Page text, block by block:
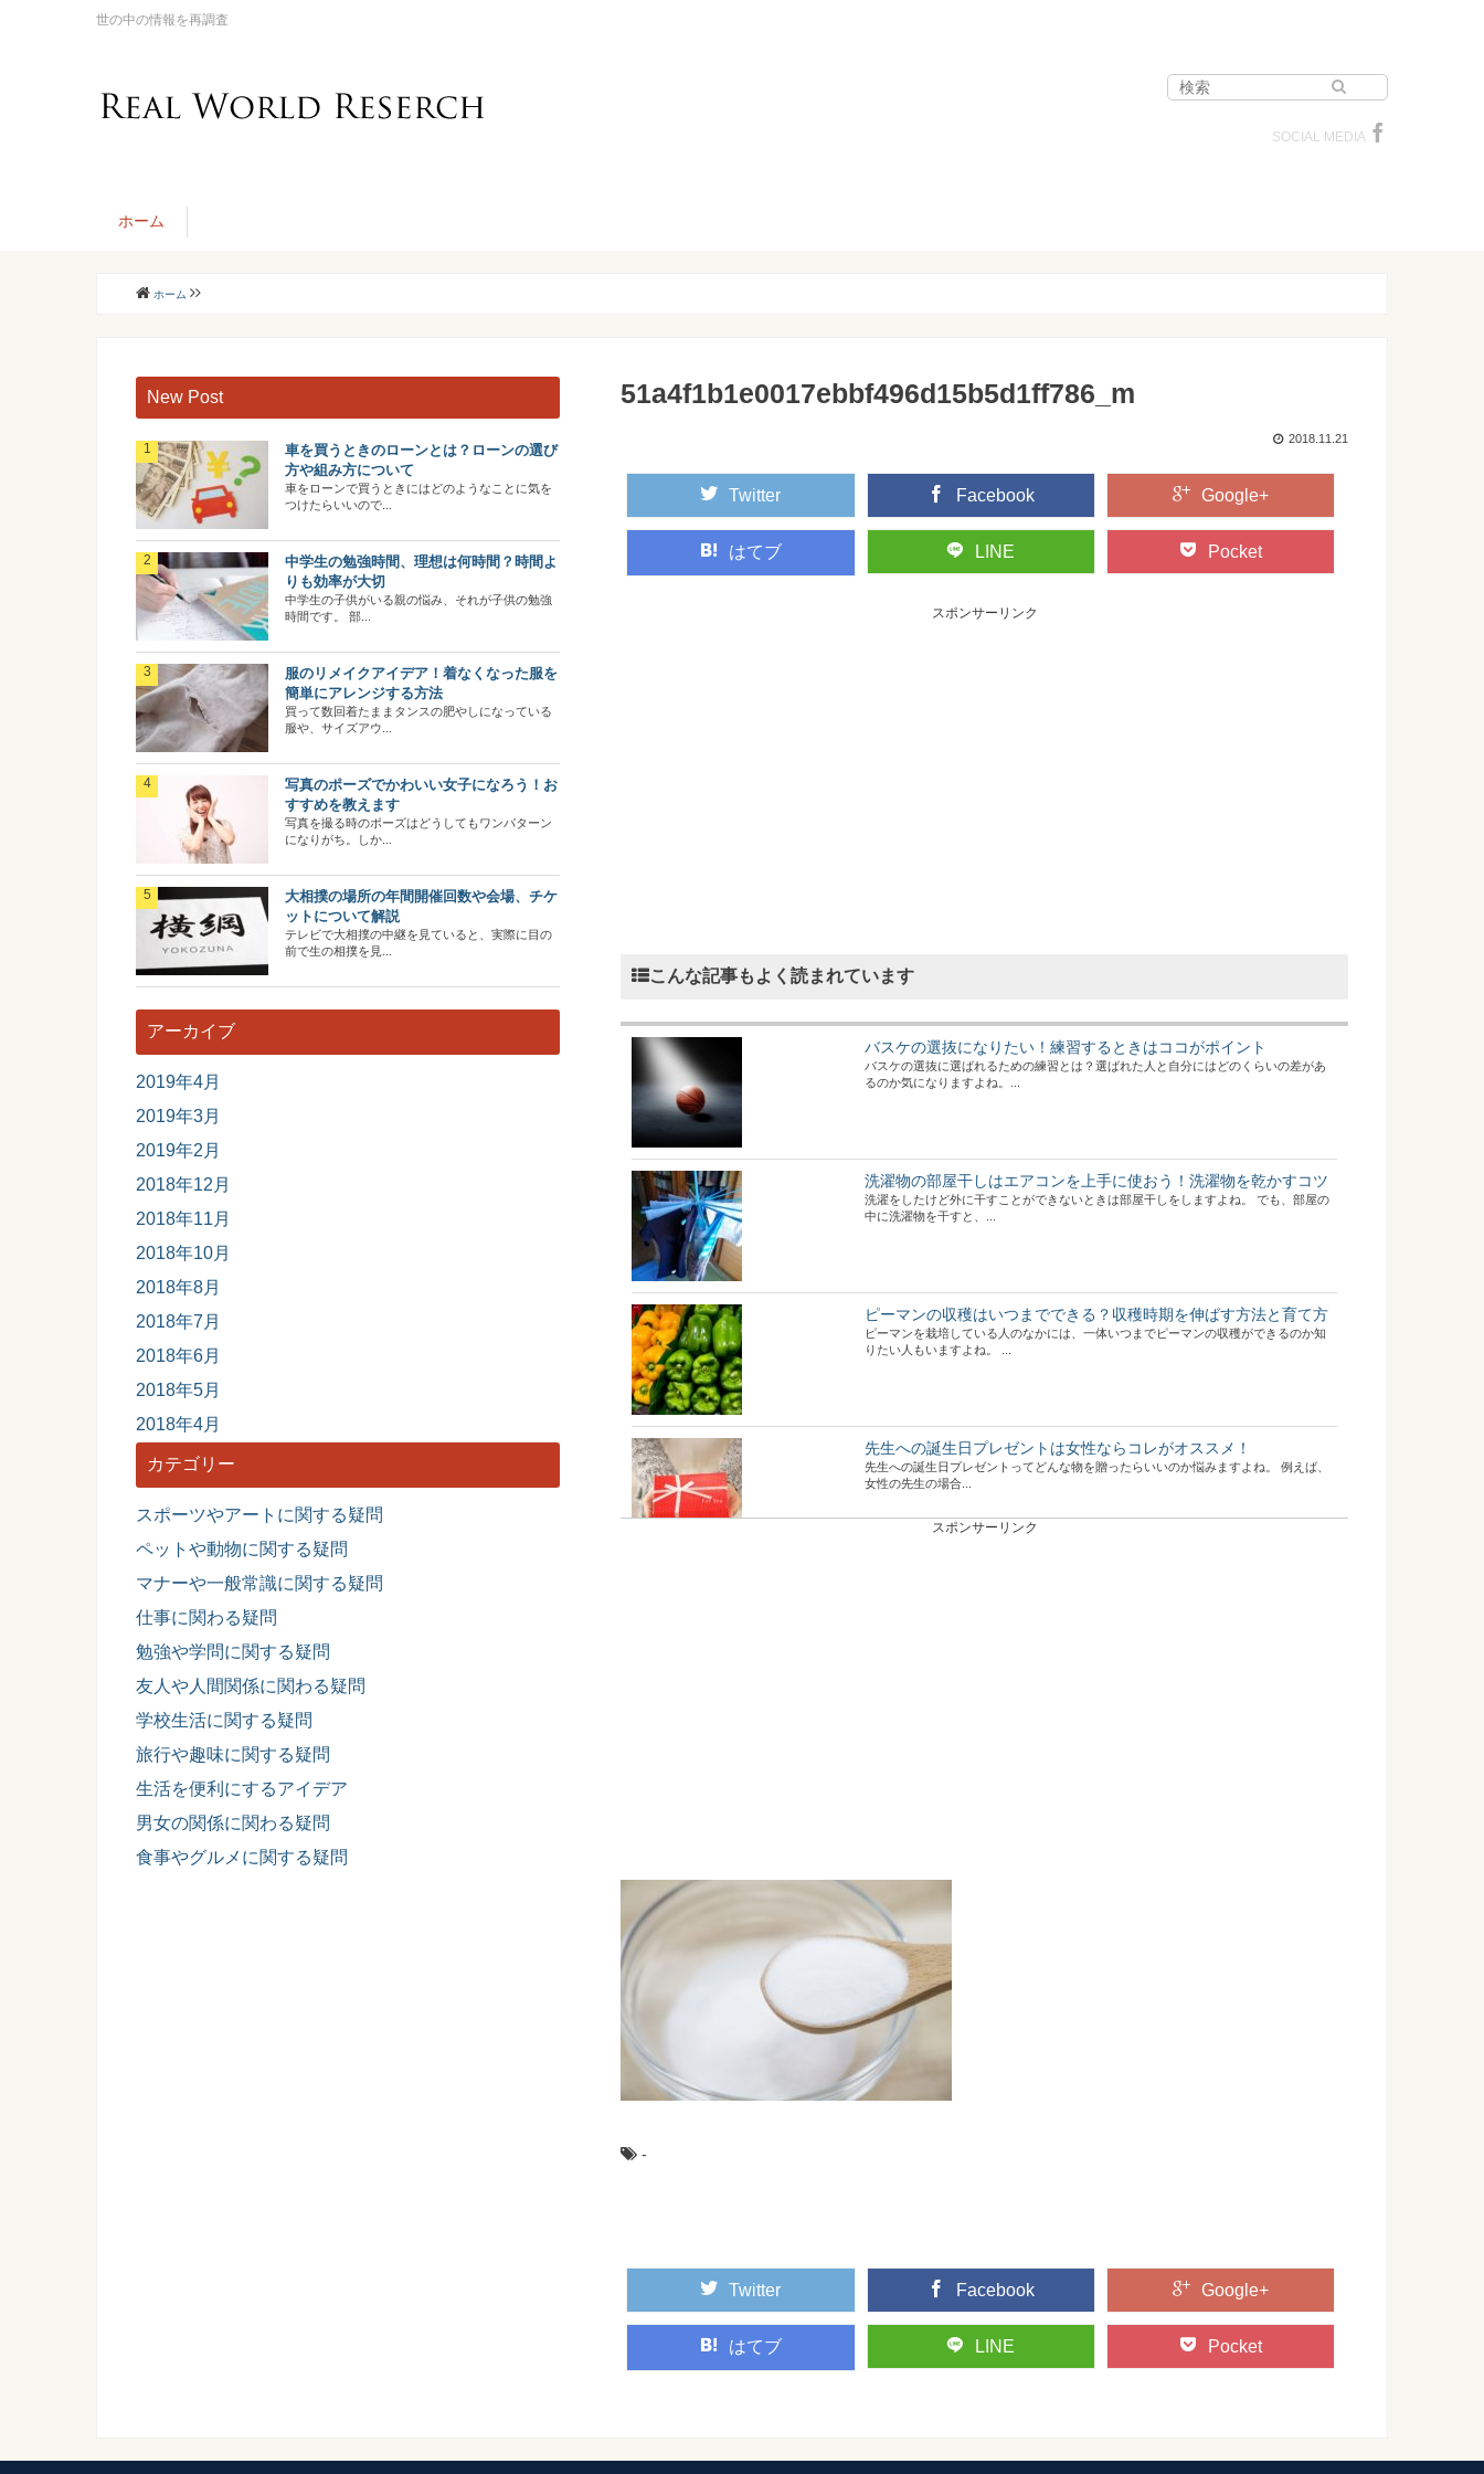
世の中の情報を再調査
SOCIAL MEDIA
ホーム
ホーム
51a4f1b1e0017ebbf496d15b5d1ff786_m
2018.11.21
Twitter Facebook Google+
はてブ LINE Pocket
スポンサーリンク
こんな記事もよく読まれています
バスケの選抜になりたい！練習するときはココがポイント
バスケの選抜に選ばれるための練習とは？選ばれた人と自分にはどのくらいの差があ
るのか気になりますよね。...
洗濯物の部屋干しはエアコンを上手に使おう！洗濯物を乾かすコツ
洗濯をしたけど外に干すことができないときは部屋干しをしますよね。 でも、部屋の
中に洗濯物を干すと、...
ピーマンの収穫はいつまでできる？収穫時期を伸ばす方法と育て方
ピーマンを栽培している人のなかには、一体いつまでピーマンの収穫ができるのか知
りたい人もいますよね。 ...
先生への誕生日プレゼントは女性ならコレがオススメ！
先生への誕生日プレゼントってどんな物を贈ったらいいのか悩みますよね。 例えば、
女性の先生の場合...
スを感じ、友...
性格は変わる？変わらない？人間の本質は変えられない
性格は変えることができるのか？ 恋愛、子育て、人間関係において、永遠のテーマで
ある『性格は変わ...
スポンジケーキがちゃんと膨らまなかったり、パサパサになってしまったり、レシピ
通りに作っているのに失敗...
スポンサーリンク
-
Twitter Facebook Google+
はてブ LINE Pocket
New Post
車を買うときのローンとは？ローンの選び
方や組み方について
車をローンで買うときにはどのようなことに気を
つけたらいいので...
中学生の勉強時間、理想は何時間？時間よ
りも効率が大切
中学生の子供がいる親の悩み、それが子供の勉強
時間です。 部...
服のリメイクアイデア！着なくなった服を
簡単にアレンジする方法
買って数回着たままタンスの肥やしになっている
服や、サイズアウ...
写真のポーズでかわいい女子になろう！お
すすめを教えます
写真を撮る時のポーズはどうしてもワンパターン
になりがち。しか...
大相撲の場所の年間開催回数や会場、チケ
ットについて解説
テレビで大相撲の中継を見ていると、実際に目の
前で生の相撲を見...
アーカイブ
2019年4月
2019年3月
2019年2月
2018年12月
2018年11月
2018年10月
2018年8月
2018年7月
2018年6月
2018年5月
2018年4月
カテゴリー
スポーツやアートに関する疑問
ペットや動物に関する疑問
マナーや一般常識に関する疑問
仕事に関わる疑問
勉強や学問に関する疑問
友人や人間関係に関わる疑問
学校生活に関する疑問
旅行や趣味に関する疑問
生活を便利にするアイデア
男女の関係に関わる疑問
食事やグルメに関する疑問